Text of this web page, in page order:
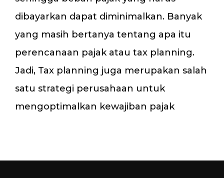
dibayarkan dapat diminimalkan. Banyak
yang masih bertanya tentang apa itu
perencanaan pajak atau tax planning.
Jadi, Tax planning juga merupakan salah
satu strategi perusahaan untuk
mengoptimalkan kewajiban pajak